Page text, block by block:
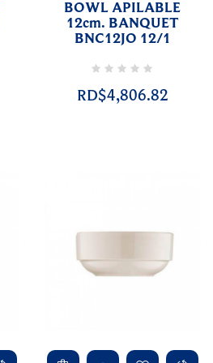
BOWL APILABLE
12cm. BANQUET
BNC12JO 12/1
RD$4,806.82